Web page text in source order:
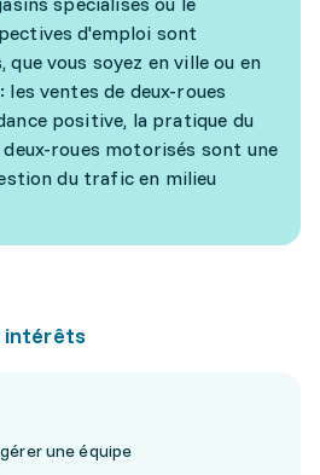
d'emploi sont
vous soyez en ville ou en
ventes de deux-roues
positive, la pratique du
roues motorisés sont une
du trafic en milieu
intérêts
une équipe